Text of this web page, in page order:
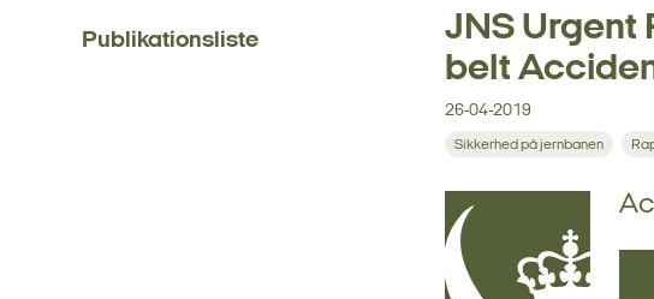
Publikationsliste
JNS Urgent
belt
26-04-2019
Sikkerhed på jernbanen